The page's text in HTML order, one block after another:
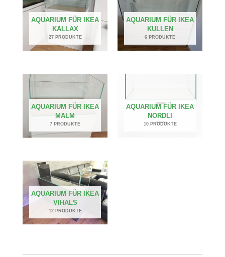
AQUARIUM FÜR IKEA
KALLAX
27 PRODUKTE
AQUARIUM FÜR IKEA
KULLEN
6 PRODUKTE
AQUARIUM FÜR IKEA
MALM
7 PRODUKTE
AQUARIUM FÜR IKEA
NORDLI
10 PRODUKTE
AQUARIUM FÜR IKEA
VIHALS
12 PRODUKTE